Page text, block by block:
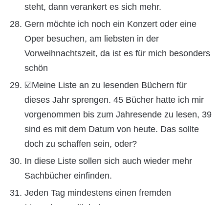
steht, dann verankert es sich mehr.
Gern möchte ich noch ein Konzert oder eine
Oper besuchen, am liebsten in der
Vorweihnachtszeit, da ist es für mich besonders
schön
☑️Meine Liste an zu lesenden Büchern für
dieses Jahr sprengen. 45 Bücher hatte ich mir
vorgenommen bis zum Jahresende zu lesen, 39
sind es mit dem Datum von heute. Das sollte
doch zu schaffen sein, oder?
In diese Liste sollen sich auch wieder mehr
Sachbücher einfinden.
Jeden Tag mindestens einen fremden